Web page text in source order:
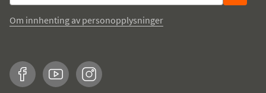
Om innhenting av personopplysninger
FacebookYouTubeInstagram